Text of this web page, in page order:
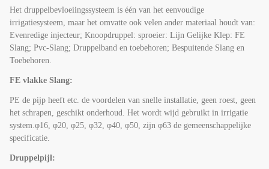
Het druppelbevloeiingssysteem is één van het eenvoudige
irrigatiesysteem, maar het omvatte ook velen ander materiaal houdt van:
Evenredige injecteur; Knoopdruppel: sproeier: Lijn Gelijke Klep: FE
Slang; Pvc-Slang; Druppelband en toebehoren; Bespuitende Slang en
Toebehoren.
FE vlakke Slang:
PE de pijp heeft etc. de voordelen van snelle installatie, geen roest, geen
het schrapen, geschikt onderhoud. Het wordt wijd gebruikt in irrigatie
system.φ16, φ20, φ25, φ32, φ40, φ50, zijn φ63 de gemeenschappelijke
specificatie.
Druppelpijl: